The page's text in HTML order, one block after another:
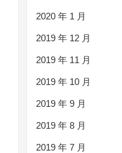
2020 年 1 月
2019 年 12 月
2019 年 11 月
2019 年 10 月
2019 年 9 月
2019 年 8 月
2019 年 7 月